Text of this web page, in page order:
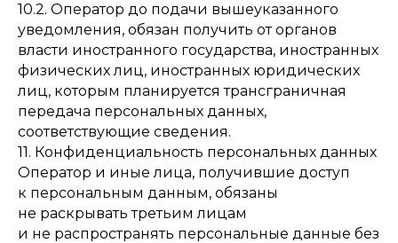
10.2. Оператор до подачи вышеуказанного
уведомления, обязан получить от органов
власти иностранного государства, иностранных
физических лиц, иностранных юридических
лиц, которым планируется трансграничная
передача персональных данных,
соответствующие сведения.
11. Конфиденциальность персональных данных
Оператор и иные лица, получившие доступ
к персональным данным, обязаны
не раскрывать третьим лицам
и не распространять персональные данные без